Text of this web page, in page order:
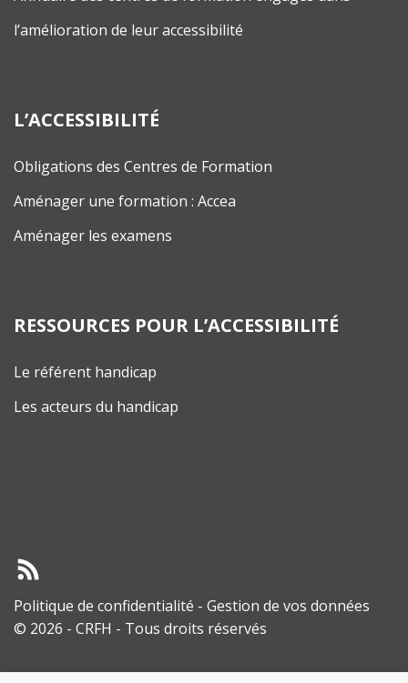
l’amélioration de leur accessibilité
L’ACCESSIBILITÉ
Obligations des Centres de Formation
Aménager une formation : Accea
Aménager les examens
RESSOURCES POUR L’ACCESSIBILITÉ
Le référent handicap
Les acteurs du handicap
Politique de confidentialité - Gestion de vos données
© 2026 - CRFH - Tous droits réservés